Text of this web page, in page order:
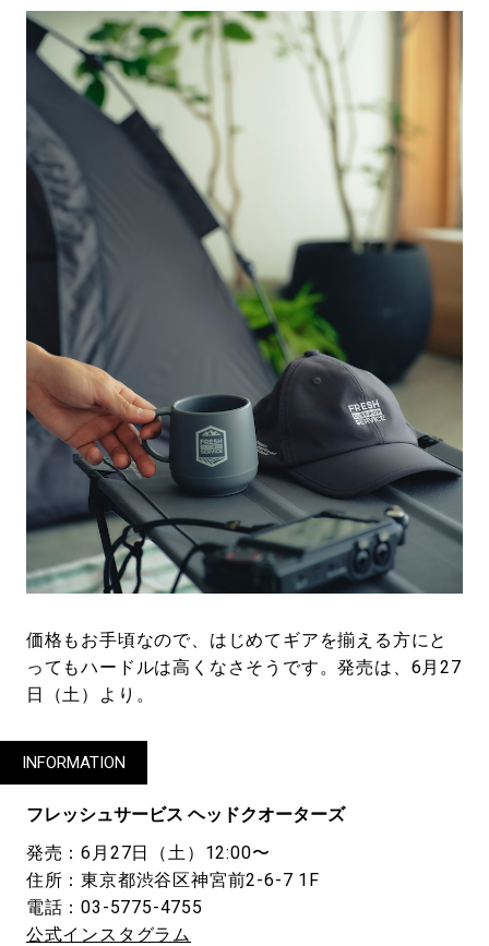
価格もお手頃なので、はじめてギアを揃える方にと
ってもハードルは高くなさそうです。発売は、6月27
日（土）より。
INFORMATION
フレッシュサービス ヘッドクオーターズ
発売：6月27日（土）12:00〜
住所：東京都渋谷区神宮前2-6-7 1F
電話：03-5775-4755
公式インスタグラム